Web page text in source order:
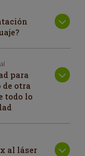
para
de otra
todo lo
al láser